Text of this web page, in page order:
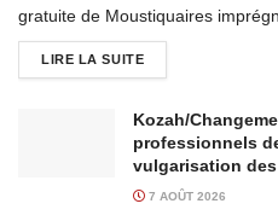
gratuite de Moustiquaires
LIRE LA SUITE
Kozah/
professionnels
vulgarisation des
7 AOÛT 2026